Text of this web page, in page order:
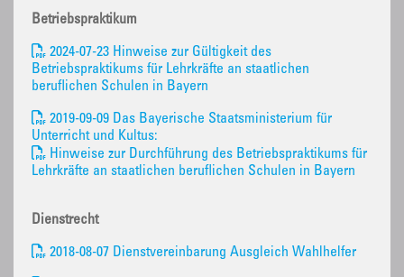
Betriebspraktikum
2024-07-23 Hinweise zur Gültigkeit des
Betriebspraktikums für Lehrkräfte an staatlichen
beruflichen Schulen in Bayern
2019-09-09 Das Bayerische Staatsministerium für
Unterricht und Kultus:
Hinweise zur Durchführung des Betriebspraktikums für
Lehrkräfte an staatlichen beruflichen Schulen in Bayern
Dienstrecht
2018-08-07 Dienstvereinbarung Ausgleich Wahlhelfer